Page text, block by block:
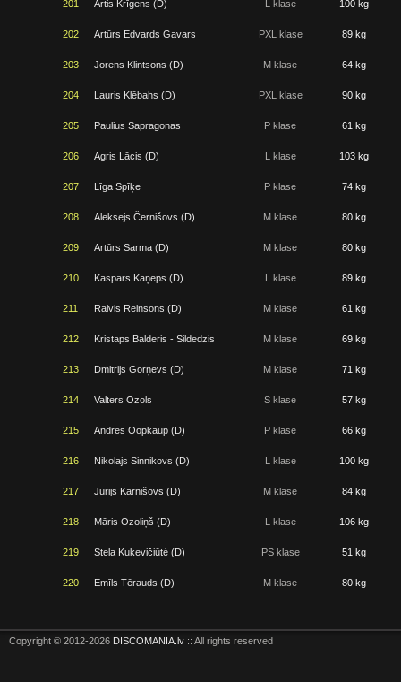
201 Artis Krīgens (D) L klase 100 kg
202 Artūrs Edvards Gavars PXL klase 89 kg
203 Jorens Klintsons (D) M klase 64 kg
204 Lauris Klēbahs (D) PXL klase 90 kg
205 Paulius Sapragonas P klase 61 kg
206 Agris Lācis (D) L klase 103 kg
207 Līga Spīķe P klase 74 kg
208 Aleksejs Černišovs (D) M klase 80 kg
209 Artūrs Sarma (D) M klase 80 kg
210 Kaspars Kaņeps (D) L klase 89 kg
211 Raivis Reinsons (D) M klase 61 kg
212 Kristaps Balderis - Sildedzis M klase 69 kg
213 Dmitrijs Gorņevs (D) M klase 71 kg
214 Valters Ozols S klase 57 kg
215 Andres Oopkaup (D) P klase 66 kg
216 Nikolajs Sinnikovs (D) L klase 100 kg
217 Jurijs Karnišovs (D) M klase 84 kg
218 Māris Ozoliņš (D) L klase 106 kg
219 Stela Kukevičiūtė (D) PS klase 51 kg
220 Emīls Tērauds (D) M klase 80 kg
Copyright © 2012-2026 DISCOMANIA.lv :: All rights reserved